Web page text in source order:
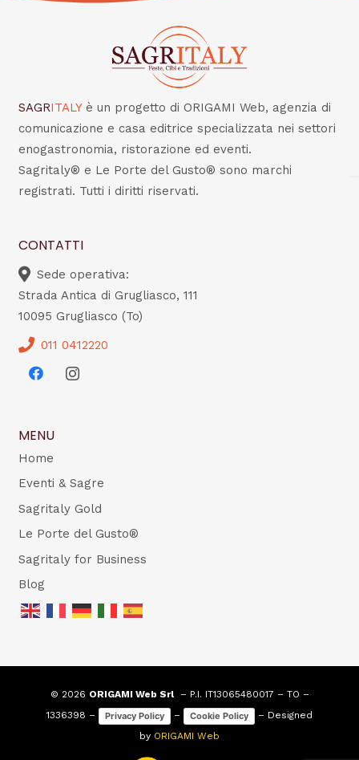
SAGRITALY è un progetto di ORIGAMI Web, agenzia di
comunicazione e casa editrice specializzata nei settori
enogastronomia, ristorazione ed eventi.
Sagritaly® e Le Porte del Gusto® sono marchi
registrati. Tutti i diritti riservati.
CONTATTI
Sede operativa:
Strada Antica di Grugliasco, 111
10095 Grugliasco (To)
011 0412220
MENU
Home
Eventi & Sagre
Sagritaly Gold
Le Porte del Gusto®
Sagritaly for Business
Blog
© 2026 ORIGAMI Web Srl– P.I. IT13065480017 – TO –
1336398 –
Privacy Policy – Cookie Policy
– Designed
by ORIGAMI Web